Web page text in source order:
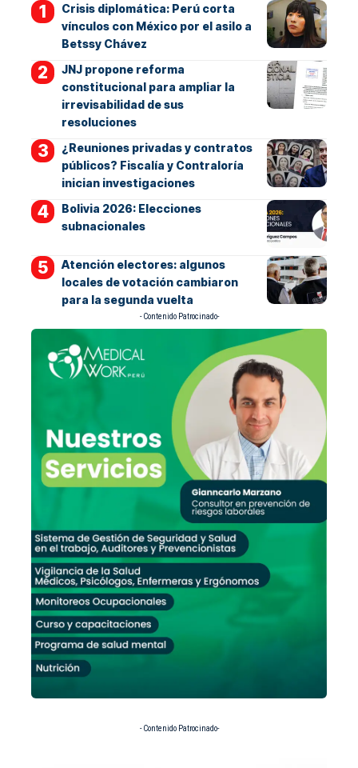
Crisis diplomática: Perú corta
vínculos con México por el asilo a
Betssy Chávez
JNJ propone reforma
constitucional para ampliar la
irrevisabilidad de sus
resoluciones
¿Reuniones privadas y contratos
públicos? Fiscalía y Contraloría
inician investigaciones
Bolivia 2026: Elecciones
subnacionales
Atención electores: algunos
locales de votación cambiaron
para la segunda vuelta
- Contenido Patrocinado-
- Contenido Patrocinado-